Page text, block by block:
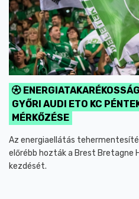
GYŐRI AUDI ETO KC
MÉRKŐZÉSE
Az energiaellátás
előrébb hozták a Brest Bretagne
kezdését.